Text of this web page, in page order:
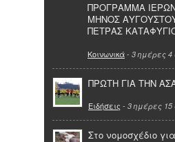
ΠΡΟΓΡΑΜΜΑ
ΜΗΝΟΣ
ΠΕΤΡΑΣ
Κοινωνικά- 3 ημέρες 4
ΠΡΩΤΗ ΓΙΑ ΤΗΝ
Ειδήσεις - 3 ημέρες 15
Στο νομοσχέδιο